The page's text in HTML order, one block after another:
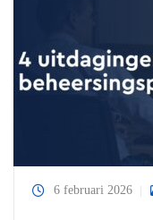
6 februari 2026